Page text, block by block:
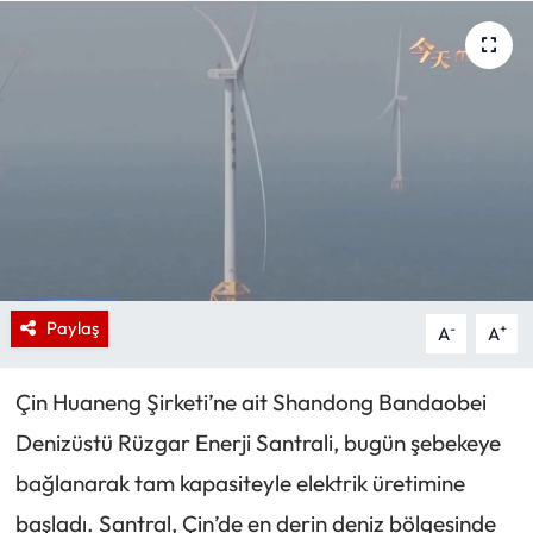
Paylaş A- A+
Çin Huaneng Şirketi’ne ait Shandong Bandaobei
Denizüstü Rüzgar Enerji Santrali, bugün şebekeye
bağlanarak tam kapasiteyle elektrik üretimine
başladı. Santral, Çin’de en derin deniz bölgesinde